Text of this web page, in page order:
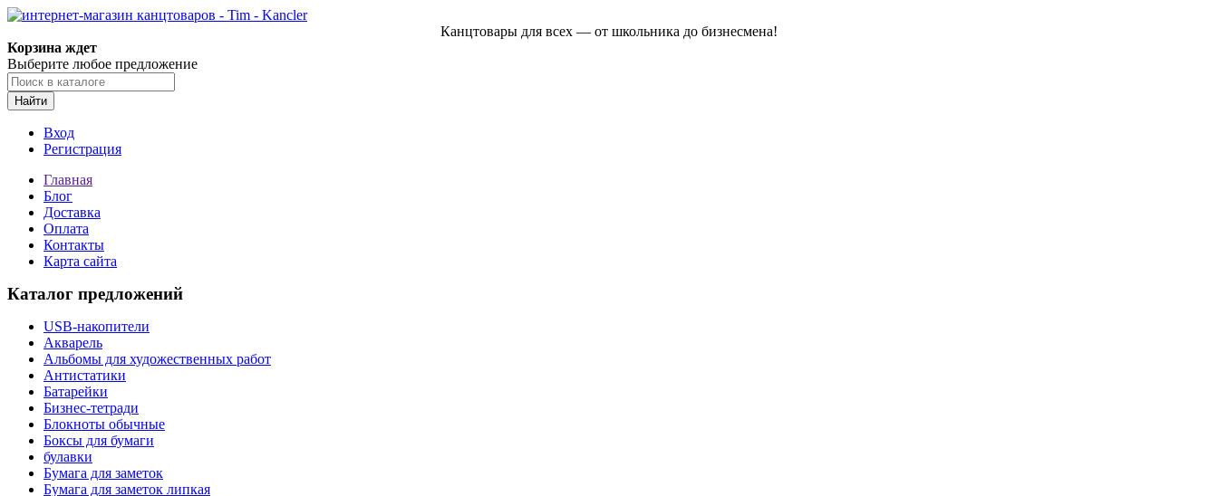
Канцтовары для всех — от школьника до бизнесмена!
Корзина ждет
Выберите любое предложение
Найти
Вход
Регистрация
Главная
Блог
Доставка
Оплата
Контакты
Карта сайта
Каталог предложений
USB-накопители
Акварель
Альбомы для художественных работ
Антистатики
Батарейки
Бизнес-тетради
Блокноты обычные
Боксы для бумаги
булавки
Бумага для заметок
Бумага для заметок липкая